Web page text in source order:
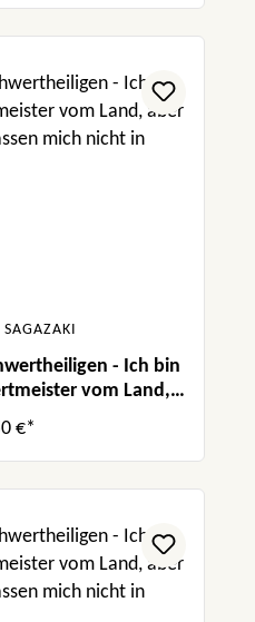
- Ich bin
vom Land,
lassen mich nicht
07
€*